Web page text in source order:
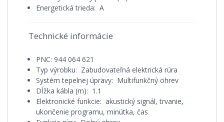
Energetická trieda: A
Technické informácie
PNC: 944 064 621
Typ výrobku: Zabudovateľná elektrická rúra
Systém tepelnej úpravy: Multifunkčný ohrev
Dĺžka kábla (m): 1.1
Elektronické funkcie: akustický signál, trvanie,
ukončenie programu, minútka, čas